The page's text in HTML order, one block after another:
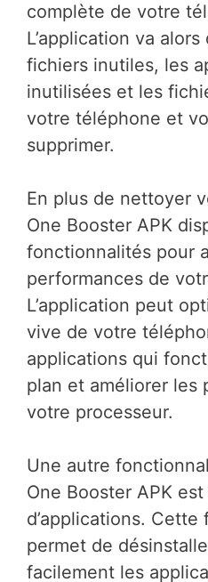
complète de votre
L’application va
fichiers inutiles, les
inutilisées et les
votre téléphone et
supprimer.
En plus de nettoyer
One Booster APK
fonctionnalités pour
performances de
L’application peut
vive de votre
applications qui
plan et améliorer les
votre processeur.
Une autre
One Booster APK
d’applications.
permet de
facilement les